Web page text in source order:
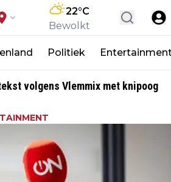
22°C
Bewolkt
Politiek
volgens Vlemmix met knipoog